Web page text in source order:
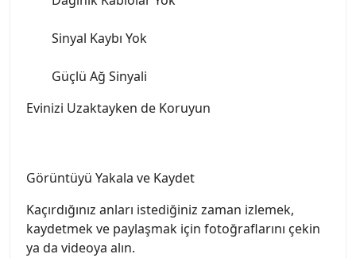
Sinyal Kaybı Yok
Güçlü Ağ Sinyali
Evinizi Uzaktayken de Koruyun
Görüntüyü Yakala ve Kaydet
Kaçırdığınız anları istediğiniz zaman izlemek,
kaydetmek ve paylaşmak için fotoğraflarını çekin
ya da videoya alın.